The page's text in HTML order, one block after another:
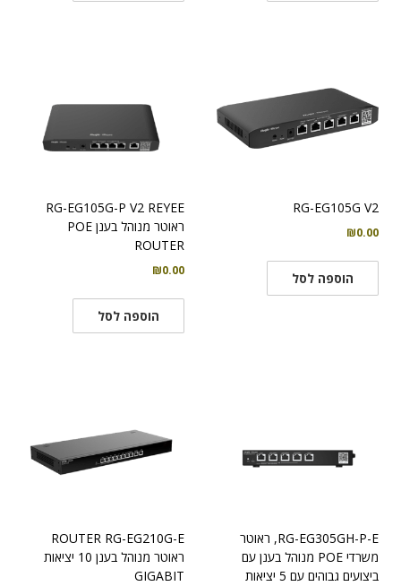
RG-EG105G V2
₪0.00
הוספה לסל
RG-EG105G-P V2 REYEE
ראוטר מנוהל בענן POE
ROUTER
₪0.00
הוספה לסל
RG-EG305GH-P-E, ראוטר
משרדי POE מנוהל בענן עם
ביצועים גבוהים עם 5 יציאות
ROUTER RG-EG210G-E
ראוטר מנוהל בענן 10 יציאות
GIGABIT